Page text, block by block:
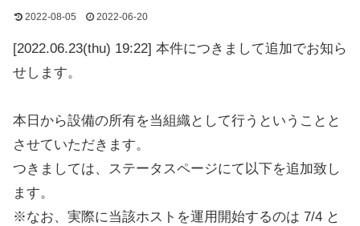
2022-08-05 2022-06-20
[2022.06.23(thu) 19:22] 本件につきまして追加でお知ら
せします。
本日から設備の所有を当組織として行うということと
させていただきます。
つきましては、ステータスページにて以下を追加致し
ます。
※なお、実際に当該ホストを運用開始するのは 7/4 と